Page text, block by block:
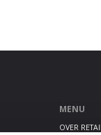
MENU
OVER